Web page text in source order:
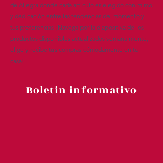
de Allegra donde cada artículo es elegido con mimo
y dedicación entre las tendencias del momento y
tus preferencias ¡Navega por la diapositiva de los
productos disponibles actualizados semanalmente,
elige y recibe tus compras cómodamente en tu
casa!
Boletin informativo